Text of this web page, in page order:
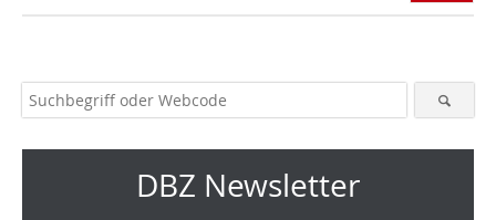
DBZ Newsletter